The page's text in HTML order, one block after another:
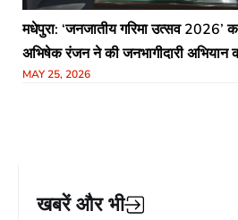
मधेपुरा: ‘जनजातीय गरिमा उत्सव
अभिषेक रंजन ने की जनभागीदारी अभियान
MAY 25, 2026
खबरें और भी